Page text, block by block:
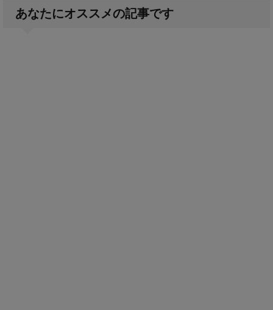
あなたにオススメの記事です